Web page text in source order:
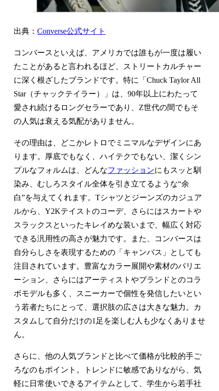
出典： Converse公式サイト
コンバースといえば、アメリカでは誰もが一度は履い
たことがあると言われるほど、ストリートカルチャー
に深く根ざしたブランドです。特に「Chuck Taylor All
Star（チャックテイラー）」は、90年以上にわたって
愛され続けるロングセラーであり、Z世代の間でもそ
の人気は衰える気配がありません。
その理由は、どこかレトロでミニマルなデザインにあ
ります。厚底でもなく、ハイテクでもない、潔くシン
プルなフォルムは、どんなファッションにもスッと馴
染み、むしろスタイル全体を引き立てるような“余
白”を与えてくれます。Tシャツとジーンズのカジュア
ルから、Y2Kテイストのコーデ、さらにはスカートや
スラックスといったキレイめな装いまで、幅広く対応
できる汎用性の高さが魅力です。また、コンバースは
自分らしさを表現するための「キャンバス」としても
注目されています。豊富なカラー展開や素材のバリエ
ーション、さらにはアーティストやブランドとのコラ
ボモデルも多く、スニーカーで個性を発信したいとい
う若者たちにとって、選択肢の広さは大きな魅力。カ
スタムして自分だけの1足を楽しむ人も少なくありませ
ん。
さらに、他の人気ブランドと比べて価格が比較的手ご
ろなのもポイント。トレンドに敏感でありながら、気
軽に日常使いできるアイテムとして、学生から若手社